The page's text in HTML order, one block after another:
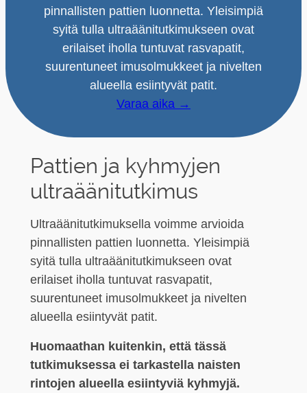
pinnallisten pattien luonnetta. Yleisimpiä
syitä tulla ultraäänitutkimukseen ovat
erilaiset iholla tuntuvat rasvapatit,
suurentuneet imusolmukkeet ja nivelten
alueella esiintyvät patit.
Varaa aika →
Pattien ja kyhmyjen
ultraäänitutkimus
Ultraäänitutkimuksella voimme arvioida
pinnallisten pattien luonnetta. Yleisimpiä
syitä tulla ultraäänitutkimukseen ovat
erilaiset iholla tuntuvat rasvapatit,
suurentuneet imusolmukkeet ja nivelten
alueella esiintyvät patit.
Huomaathan kuitenkin, että tässä
tutkimuksessa ei tarkastella naisten
rintojen alueella esiintyviä kyhmyjä.